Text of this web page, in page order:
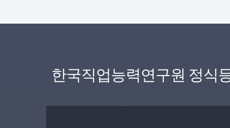
한국직업능력연구원 정식